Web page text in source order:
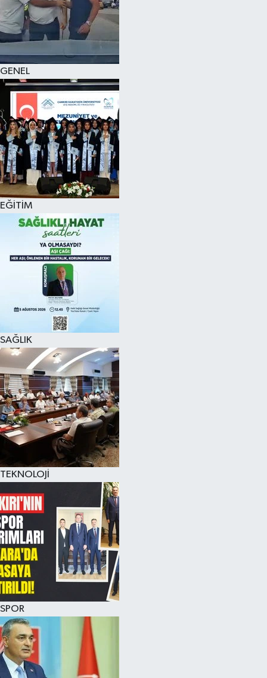
GENEL
EĞİTİM
SAĞLIK
TEKNOLOJİ
SPOR
KÜLTÜR SANAT
SAĞLIK
SİYASET
SPOR
TEKNOLOJİ
VİZYONDAKİLER
YAŞAM